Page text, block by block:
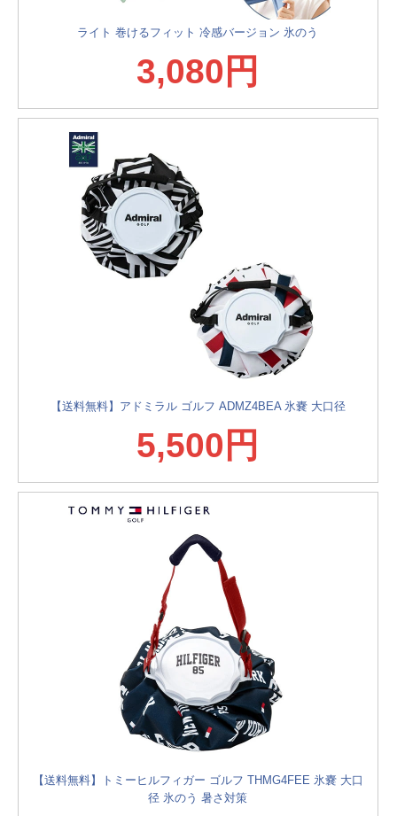
ライト 巻けるフィット 冷感バージョン 氷のう
3,080円
【送料無料】アドミラル ゴルフ ADMZ4BEA 氷嚢 大口径
5,500円
【送料無料】トミーヒルフィガー ゴルフ THMG4FEE 氷嚢 大口
径 氷のう 暑さ対策